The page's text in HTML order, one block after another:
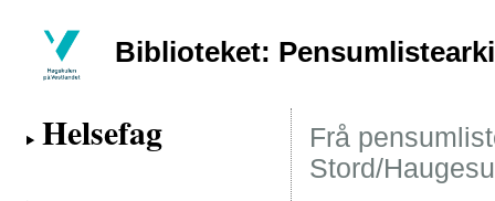
Biblioteket:
Helsefag
Frå
Stord/